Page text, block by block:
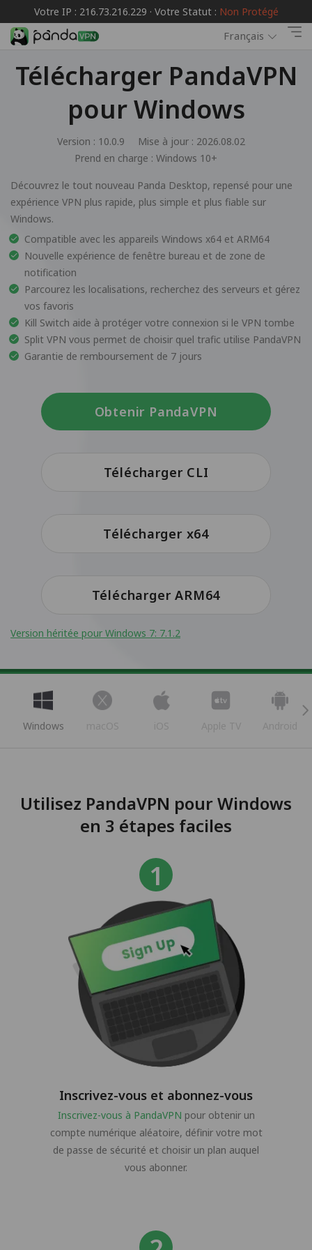
Votre IP : 216.73.216.229 · Votre Statut : Non Protégé
Français
Télécharger PandaVPN
pour Windows
Version : 10.0.9
Mise à jour : 2026.08.02
Prend en charge : Windows 10+
Découvrez le tout nouveau Panda Desktop, repensé pour une
expérience VPN plus rapide, plus simple et plus fiable sur
Windows.
Compatible avec les appareils Windows x64 et ARM64
Nouvelle expérience de fenêtre bureau et de zone de
notification
Parcourez les localisations, recherchez des serveurs et gérez
vos favoris
Kill Switch aide à protéger votre connexion si le VPN tombe
Split VPN vous permet de choisir quel trafic utilise PandaVPN
Garantie de remboursement de 7 jours
Obtenir PandaVPN
Télécharger CLI
Télécharger x64
Télécharger ARM64
Version héritée pour Windows 7: 7.1.2
Windows macOS iOS Apple TV Android
Utilisez PandaVPN pour Windows
en 3 étapes faciles
Inscrivez-vous et abonnez-vous
Inscrivez-vous à PandaVPN pour obtenir un
compte numérique aléatoire, définir votre mot
de passe de sécurité et choisir un plan auquel
vous abonner.